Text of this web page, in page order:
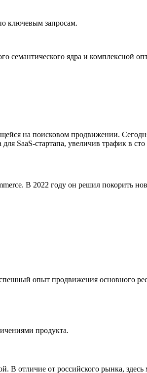
ключевым запросам.
семантического ядра и комплексной
на поисковом продвижении.
SaaS-стартапа, увеличив трафик в сто
В 2022 году он решил покорить
опыт продвижения основного
продукта.
отличие от российского рынка, здесь